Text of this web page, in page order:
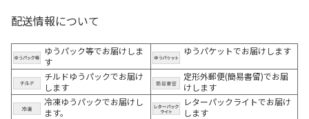
配送情報について
ゆうパック等でお届けしま
す
ゆうパケットでお届けします
チルドゆうパックでお届け
します
定形外郵便(簡易書留)でお届
けします
冷凍ゆうパックでお届けし
ます。
レターパックライトでお届け
します